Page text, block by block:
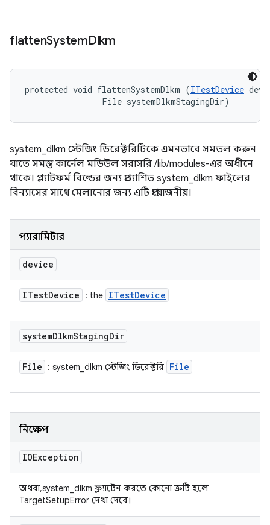
flattenSystemDlkm
protected void flattenSystemDlkm (ITestDevice
                File systemDlkmStagingDir)
system_dlkm স্টেজিং ডিরেক্টরিটিকে এমনভাবে সমতল করুন
যাতে সমস্ত কার্নেল মডিউল সরাসরি /lib/modules-এর অধীনে
থাকে। প্ল্যাটফর্ম বিল্ডের জন্য প্রত্যাশিত system_dlkm ফাইলের
বিন্যাসের সাথে মেলানোর জন্য এটি প্রয়োজনীয়।
প্যারামিটার
device
ITestDevice : the ITestDevice
systemDlkmStagingDir
File : system_dlkm স্টেজিং ডিরেক্টরি File
নিক্ষেপ
IOException
অথবা, system_dlkm ফ্ল্যাটেন করতে কোনো ত্রুটি হলে
TargetSetupError দেখা দেবে।